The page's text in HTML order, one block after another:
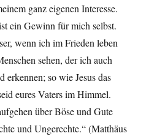
ganz eigenen Interesse.
ein Gewinn für mich selbst.
wenn ich im Frieden leben
sehen, der ich auch
erkennen; so wie Jesus das
eures Vaters im Himmel.
über Böse und Gute
und Ungerechte.“ (Matthäus